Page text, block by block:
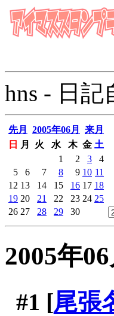
hns - 日記
先月 2005年06月
来月
日
月 火 水 木 金 土
1
2 3
4
5
6 7 8 9 10 11
12 13 14 15 16 17 18
19 20 21 22 23 24 25
26 27 28 29 30
2005年
#1 [尾張